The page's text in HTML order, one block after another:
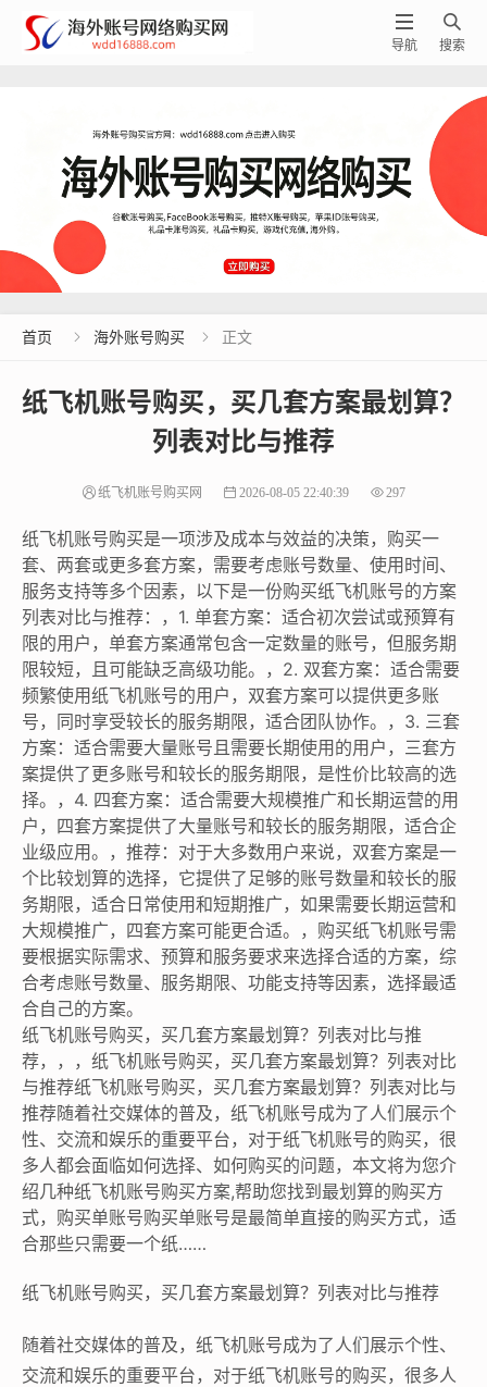

搜索

导航
首页  海外账号购买  正文
纸飞机账号购买，买几套方案最划算？
列表对比与推荐
纸飞机账号购买网 2026-08-05 22:40:39 297
纸飞机账号购买是一项涉及成本与效益的决策，购买一
套、两套或更多套方案，需要考虑账号数量、使用时间、
服务支持等多个因素，以下是一份购买纸飞机账号的方案
列表对比与推荐：，1. 单套方案：适合初次尝试或预算有
限的用户，单套方案通常包含一定数量的账号，但服务期
限较短，且可能缺乏高级功能。，2. 双套方案：适合需要
频繁使用纸飞机账号的用户，双套方案可以提供更多账
号，同时享受较长的服务期限，适合团队协作。，3. 三套
方案：适合需要大量账号且需要长期使用的用户，三套方
案提供了更多账号和较长的服务期限，是性价比较高的选
择。，4. 四套方案：适合需要大规模推广和长期运营的用
户，四套方案提供了大量账号和较长的服务期限，适合企
业级应用。，推荐：对于大多数用户来说，双套方案是一
个比较划算的选择，它提供了足够的账号数量和较长的服
务期限，适合日常使用和短期推广，如果需要长期运营和
大规模推广，四套方案可能更合适。，购买纸飞机账号需
要根据实际需求、预算和服务要求来选择合适的方案，综
合考虑账号数量、服务期限、功能支持等因素，选择最适
合自己的方案。
纸飞机账号购买，买几套方案最划算？列表对比与推
荐，，，纸飞机账号购买，买几套方案最划算？列表对比
与推荐纸飞机账号购买，买几套方案最划算？列表对比与
推荐随着社交媒体的普及，纸飞机账号成为了人们展示个
性、交流和娱乐的重要平台，对于纸飞机账号的购买，很
多人都会面临如何选择、如何购买的问题，本文将为您介
绍几种纸飞机账号购买方案,帮助您找到最划算的购买方
式，购买单账号购买单账号是最简单直接的购买方式，适
合那些只需要一个纸……
纸飞机账号购买，买几套方案最划算？列表对比与推荐
随着社交媒体的普及，纸飞机账号成为了人们展示个性、
交流和娱乐的重要平台，对于纸飞机账号的购买，很多人